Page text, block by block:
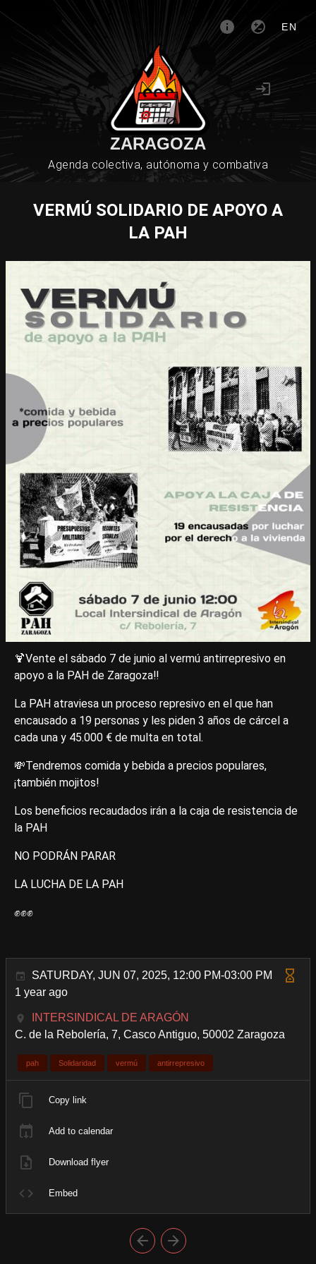
EN
ZARAGOZA
Agenda colectiva, autónoma y combativa
VERMÚ SOLIDARIO DE APOYO A
LA PAH
🍹Vente el sábado 7 de junio al vermú antirrepresivo en
apoyo a la PAH de Zaragoza‼️
La PAH atraviesa un proceso represivo en el que han
encausado a 19 personas y les piden 3 años de cárcel a
cada una y 45.000 € de multa en total.
💸Tendremos comida y bebida a precios populares,
¡también mojitos!
Los beneficios recaudados irán a la caja de resistencia de
la PAH
NO PODRÁN PARAR
LA LUCHA DE LA PAH
✊✊✊
SATURDAY, JUN 07, 2025, 12:00 PM-03:00 PM
1 year ago
INTERSINDICAL DE ARAGÓN
C. de la Rebolería, 7, Casco Antiguo, 50002 Zaragoza
pah Solidaridad vermú antirrepresivo
Copy link
Add to calendar
Download flyer
Embed